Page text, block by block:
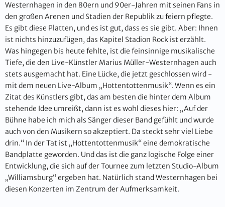
Westernhagen in den 80ern und 90er-Jahren mit seinen Fans in
den großen Arenen und Stadien der Republik zu feiern pflegte.
Es gibt diese Platten, und es ist gut, dass es sie gibt. Aber: Ihnen
ist nichts hinzuzufügen, das Kapitel Stadion Rock ist erzählt.
Was hingegen bis heute fehlte, ist die feinsinnige musikalische
Tiefe, die den Live-Künstler Marius Müller-Westernhagen auch
stets ausgemacht hat. Eine Lücke, die jetzt geschlossen wird -
mit dem neuen Live-Album „Hottentottenmusik“. Wenn es ein
Zitat des Künstlers gibt, das am besten die hinter dem Album
stehende Idee umreißt, dann ist es wohl dieses hier: „Auf der
Bühne habe ich mich als Sänger dieser Band gefühlt und wurde
auch von den Musikern so akzeptiert. Da steckt sehr viel Liebe
drin.“ In der Tat ist „Hottentottenmusik“ eine demokratische
Bandplatte geworden. Und das ist die ganz logische Folge einer
Entwicklung, die sich auf der Tournee zum letzten Studio-Album
„Williamsburg“ ergeben hat. Natürlich stand Westernhagen bei
diesen Konzerten im Zentrum der Aufmerksamkeit.